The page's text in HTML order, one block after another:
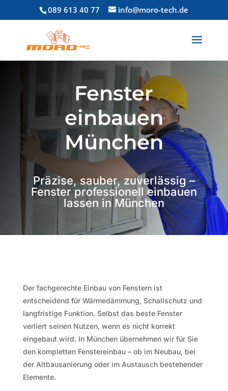
089 613 40 77 info@moro-tech.de
Fenster
einbauen
München
Präzise, sauber, zuverlässig –
Fenster professionell einbauen
lassen in München
Der fachgerechte Einbau von Fenstern ist
entscheidend für Wärmedämmung, Schallschutz und
langfristige Funktion. Selbst das beste Fenster
verliert seinen Nutzen, wenn es nicht korrekt
eingebaut wird. In München übernehmen wir für Sie
den kompletten Fenstereinbau – ob im Neubau, bei
der Altbausanierung oder im Austausch bestehender
Elemente.